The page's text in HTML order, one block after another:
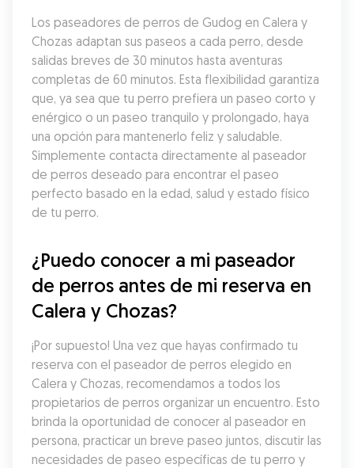
Los paseadores de perros de Gudog en Calera y
Chozas adaptan sus paseos a cada perro, desde
salidas breves de 30 minutos hasta aventuras
completas de 60 minutos. Esta flexibilidad garantiza
que, ya sea que tu perro prefiera un paseo corto y
enérgico o un paseo tranquilo y prolongado, haya
una opción para mantenerlo feliz y saludable.
Simplemente contacta directamente al paseador
de perros deseado para encontrar el paseo
perfecto basado en la edad, salud y estado físico
de tu perro.
¿Puedo conocer a mi paseador
de perros antes de mi reserva en
Calera y Chozas?
¡Por supuesto! Una vez que hayas confirmado tu
reserva con el paseador de perros elegido en
Calera y Chozas, recomendamos a todos los
propietarios de perros organizar un encuentro. Esto
brinda la oportunidad de conocer al paseador en
persona, practicar un breve paseo juntos, discutir las
necesidades de paseo específicas de tu perro y